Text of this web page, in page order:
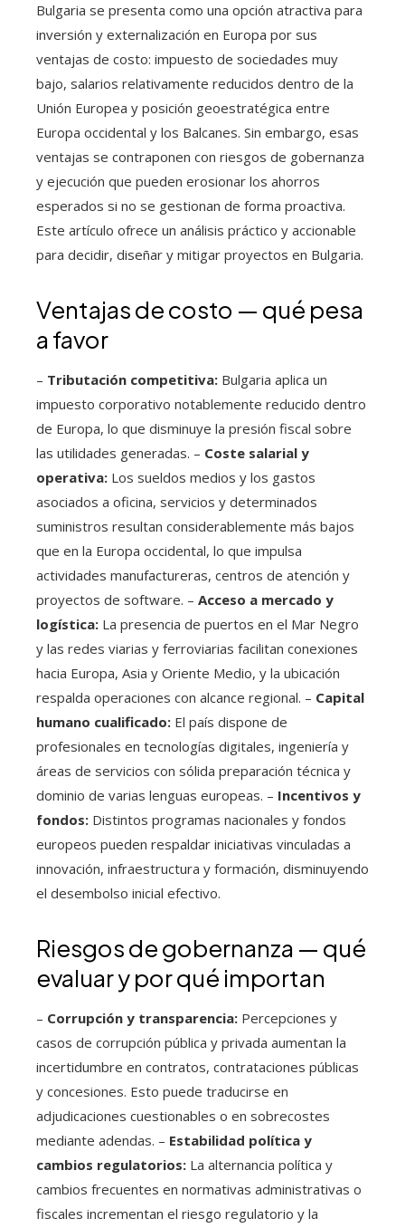
Bulgaria se presenta como una opción atractiva para
inversión y externalización en Europa por sus
ventajas de costo: impuesto de sociedades muy
bajo, salarios relativamente reducidos dentro de la
Unión Europea y posición geoestratégica entre
Europa occidental y los Balcanes. Sin embargo, esas
ventajas se contraponen con riesgos de gobernanza
y ejecución que pueden erosionar los ahorros
esperados si no se gestionan de forma proactiva.
Este artículo ofrece un análisis práctico y accionable
para decidir, diseñar y mitigar proyectos en Bulgaria.
Ventajas de costo — qué pesa
a favor
– Tributación competitiva: Bulgaria aplica un
impuesto corporativo notablemente reducido dentro
de Europa, lo que disminuye la presión fiscal sobre
las utilidades generadas. – Coste salarial y
operativa: Los sueldos medios y los gastos
asociados a oficina, servicios y determinados
suministros resultan considerablemente más bajos
que en la Europa occidental, lo que impulsa
actividades manufactureras, centros de atención y
proyectos de software. – Acceso a mercado y
logística: La presencia de puertos en el Mar Negro
y las redes viarias y ferroviarias facilitan conexiones
hacia Europa, Asia y Oriente Medio, y la ubicación
respalda operaciones con alcance regional. – Capital
humano cualificado: El país dispone de
profesionales en tecnologías digitales, ingeniería y
áreas de servicios con sólida preparación técnica y
dominio de varias lenguas europeas. – Incentivos y
fondos: Distintos programas nacionales y fondos
europeos pueden respaldar iniciativas vinculadas a
innovación, infraestructura y formación, disminuyendo
el desembolso inicial efectivo.
Riesgos de gobernanza — qué
evaluar y por qué importan
– Corrupción y transparencia: Percepciones y
casos de corrupción pública y privada aumentan la
incertidumbre en contratos, contrataciones públicas
y concesiones. Esto puede traducirse en
adjudicaciones cuestionables o en sobrecostes
mediante adendas. – Estabilidad política y
cambios regulatorios: La alternancia política y
cambios frecuentes en normativas administrativas o
fiscales incrementan el riesgo regulatorio y la